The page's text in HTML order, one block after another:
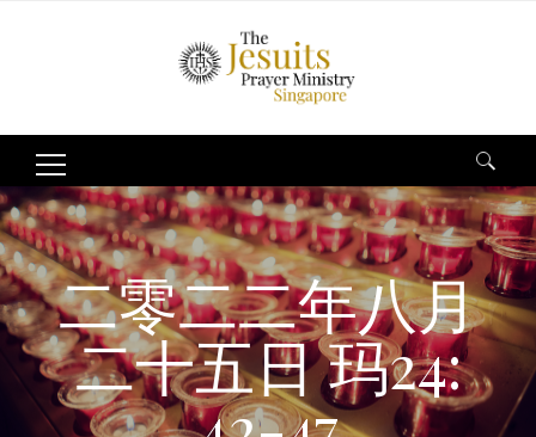
Search
for:
二零二二年八月
二十五日 玛24: